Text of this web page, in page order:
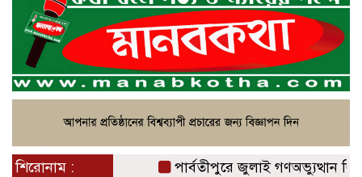
শিরোনাম : পার্বতীপুরে জুলাই গণঅভ্যুত্থান